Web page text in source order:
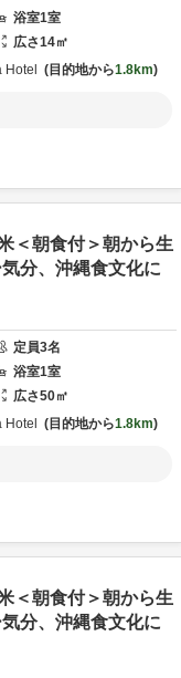
浴室1室
広さ14㎡
Hotel 目的地から1.8km
＜朝食付＞朝から生
分、沖縄食文化に
定員3名
浴室1室
広さ50㎡
Hotel 目的地から1.8km
＜朝食付＞朝から生
分、沖縄食文化に